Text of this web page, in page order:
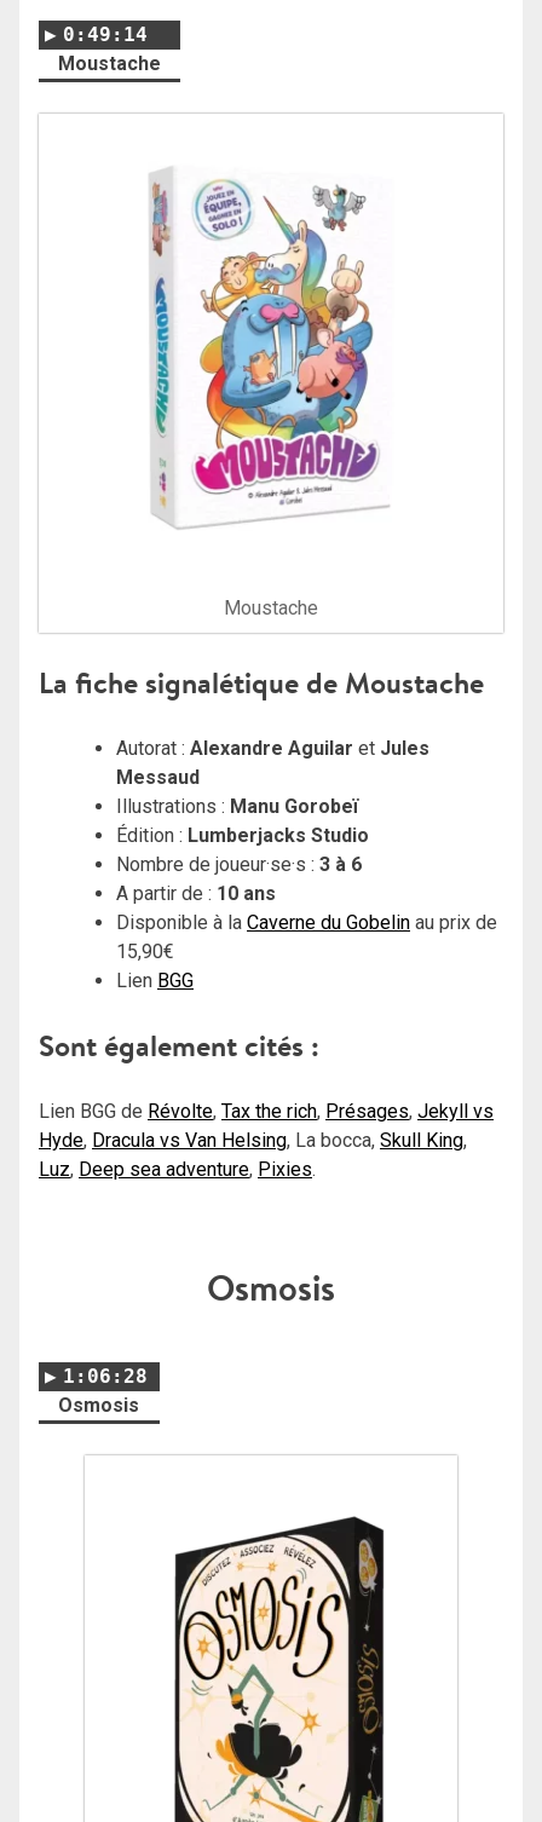
0:49:14
Moustache
Moustache
La fiche signalétique de Moustache
Autorat : Alexandre Aguilar et Jules
Messaud
Illustrations : Manu Gorobeï
Édition : Lumberjacks Studio
Nombre de joueur·se·s : 3 à 6
A partir de : 10 ans
Disponible à la Caverne du Gobelin au prix de
15,90€
Lien BGG
Sont également cités :
Lien BGG de Révolte, Tax the rich, Présages, Jekyll vs
Hyde, Dracula vs Van Helsing, La bocca, Skull King,
Luz, Deep sea adventure, Pixies.
Osmosis
1:06:28
Osmosis